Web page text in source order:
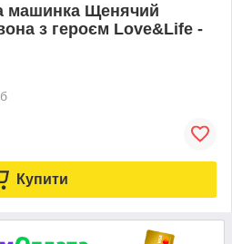
машинка Щенячий
з героєм Love&Life -
Купити